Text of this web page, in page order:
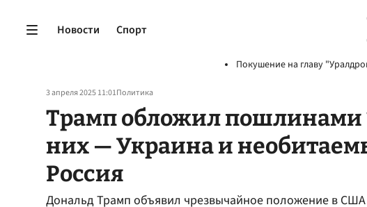
Новости Спорт
Покушение на главу
3 апреля 2025 11:01Политика
Трамп обложил пошлинами
них — Украина и
Россия
Дональд Трамп объявил чрезвычайное положение в США